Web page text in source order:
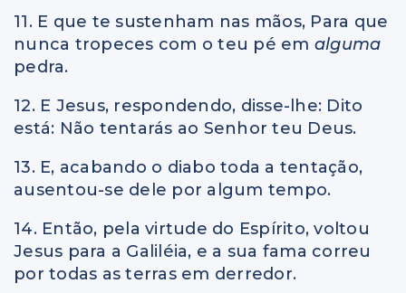
11. E que te sustenham nas mãos, Para que
nunca tropeces com o teu pé em alguma
pedra.
12. E Jesus, respondendo, disse-lhe: Dito
está: Não tentarás ao Senhor teu Deus.
13. E, acabando o diabo toda a tentação,
ausentou-se dele por algum tempo.
14. Então, pela virtude do Espírito, voltou
Jesus para a Galiléia, e a sua fama correu
por todas as terras em derredor.